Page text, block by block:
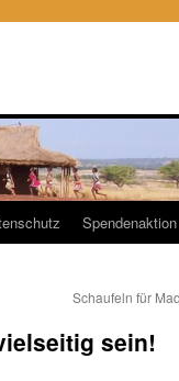
Spendenaktion
Schaufeln für
sein!